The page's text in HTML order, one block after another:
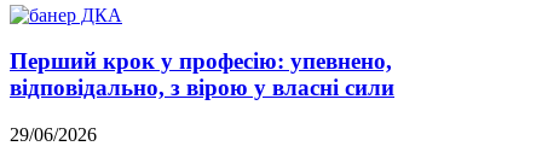
Перший крок у професію: упевнено,
відповідально, з вірою у власні сили
29/06/2026